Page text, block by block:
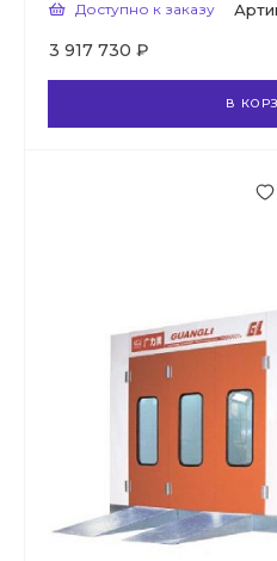
Доступно к заказу
3 917 730 ₽
В